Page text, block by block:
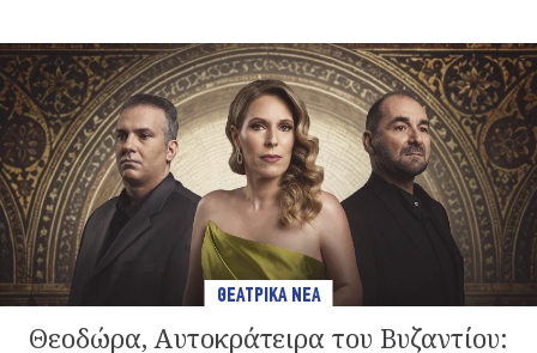
ΘΕΑΤΡΙΚΑ ΝΕΑ
Θεοδώρα, Αυτοκράτειρα του Βυζαντίου: